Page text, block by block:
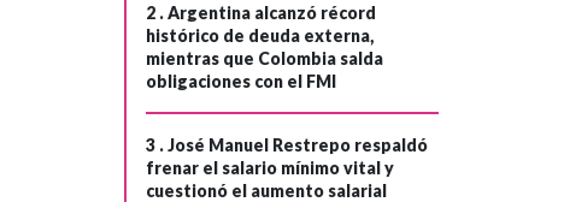
2 .Argentina alcanzó récord
histórico de deuda externa,
mientras que Colombia salda
obligaciones con el FMI
3 .José Manuel Restrepo respaldó
frenar el salario mínimo vital y
cuestionó el aumento salarial